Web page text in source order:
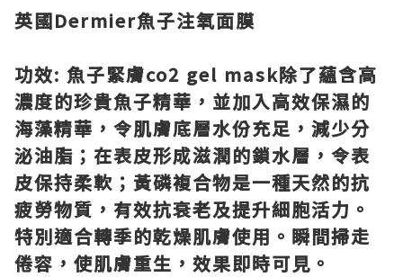
英國Dermier魚子注氧面膜
功效: 魚子緊膚co2 gel mask除了蘊含高
濃度的珍貴魚子精華，並加入高效保濕的
海藻精華，令肌膚底層水份充足，減少分
泌油脂；在表皮形成滋潤的鎖水層，令表
皮保持柔軟；黃磷複合物是一種天然的抗
疲勞物質，有效抗衰老及提升細胞活力。
特別適合轉季的乾燥肌膚使用。瞬間掃走
倦容，使肌膚重生，效果即時可見。